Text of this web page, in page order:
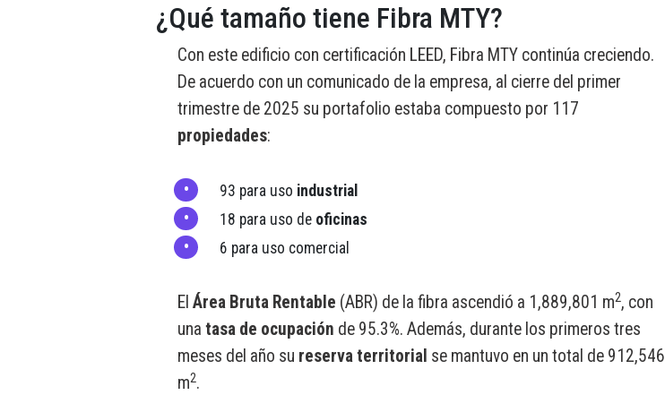
¿Qué tamaño tiene Fibra MTY?
Con este edificio con certificación LEED, Fibra MTY continúa creciendo.
De acuerdo con un comunicado de la empresa, al cierre del primer
trimestre de 2025 su portafolio estaba compuesto por 117
propiedades:
93 para uso industrial
18 para uso de oficinas
6 para uso comercial
El Área Bruta Rentable (ABR) de la fibra ascendió a 1,889,801 m2, con
una tasa de ocupación de 95.3%. Además, durante los primeros tres
meses del año su reserva territorial se mantuvo en un total de 912,546
m2.